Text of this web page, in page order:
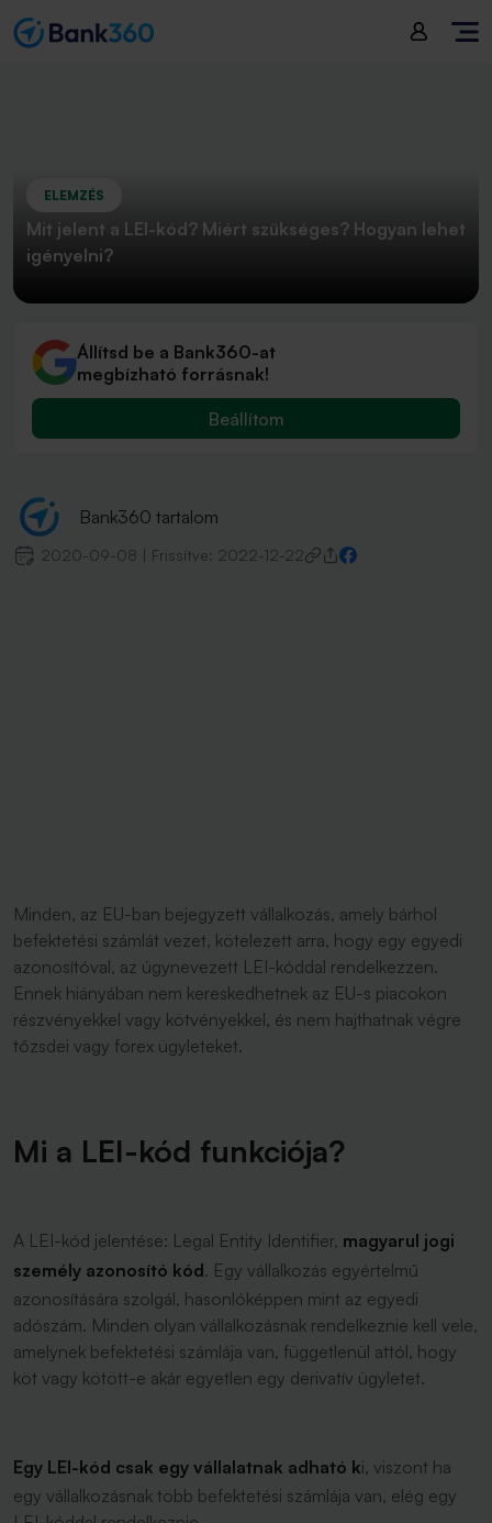
ELEMZÉS
Mit jelent a LEI-kód? Miért szükséges? Hogyan lehet
igényelni?
Állítsd be a Bank360-at
megbízható forrásnak!
Beállítom
Bank360 tartalom
2020-09-08 Frissítve: 2022-12-22
Minden, az EU-ban bejegyzett vállalkozás, amely bárhol
befektetési számlát vezet, kötelezett arra, hogy egy egyedi
azonosítóval, az úgynevezett LEI-kóddal rendelkezzen.
Ennek hiányában nem kereskedhetnek az EU-s piacokon
részvényekkel vagy kötvényekkel, és nem hajthatnak végre
tőzsdei vagy forex ügyleteket.
Mi a LEI-kód funkciója?
A LEI-kód jelentése: Legal Entity Identifier, magyarul jogi
személy azonosító kód. Egy vállalkozás egyértelmű
azonosítására szolgál, hasonlóképpen mint az egyedi
adószám. Minden olyan vállalkozásnak rendelkeznie kell vele,
amelynek befektetési számlája van, függetlenül attól, hogy
köt vagy kötött-e akár egyetlen egy derivatív ügyletet.
Egy LEI-kód csak egy vállalatnak adható ki, viszont ha
egy vállalkozásnak több befektetési számlája van, elég egy